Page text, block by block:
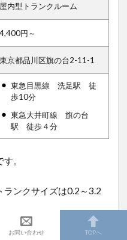
屋内型トランクルーム
4,400円～
東京都品川区旗の台2-11-1
東急目黒線 洗足駅 徒
歩10分
東急大井町線 旗の台
駅 徒歩４分
す。
ンクサイズは0.2～3.2
で、合わせてチェックし
お問い合わせ TOPへ